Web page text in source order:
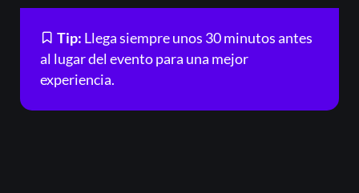
Tip: Llega siempre unos 30 minutos antes
al lugar del evento para una mejor
experiencia.
¿Olvidaste la contraseña?